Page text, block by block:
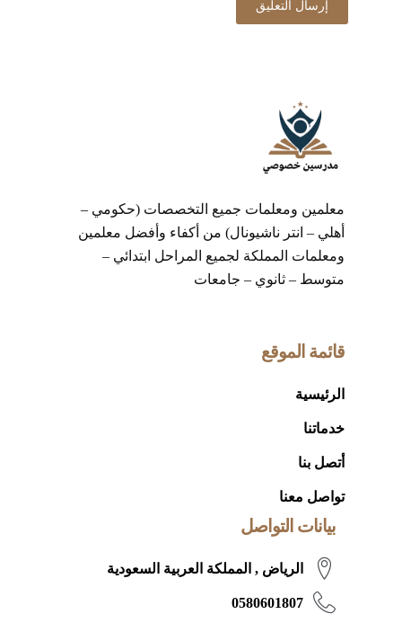
معلمين ومعلمات جميع التخصصات (حكومي –
أهلي – انتر ناشيونال) من أكفاء وأفضل معلمين
ومعلمات المملكة لجميع المراحل ابتدائي –
متوسط – ثانوي – جامعات
قائمة الموقع
الرئيسية
خدماتنا
أتصل بنا
تواصل معنا
بيانات التواصل
الرياض , المملكة العربية السعودية
0580601807